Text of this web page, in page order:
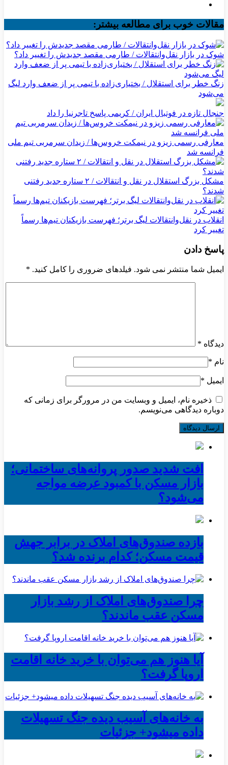
مقالات خوب برای مطالعه بیشتر:
شوک در بازار نقل‌وانتقالات / طارمی مقصد جدیدش را تغییر داد؟
زنگ خطر برای استقلال / بختیاری‌زاده با تیمی پر از ضعف وارد لیگ
می‌شود
جنجال تازه در فوتبال ایران / کریمی پاسخ تاجرنیا را داد
معارفی رسمی زیزو در نیمکت خروس‌ها / زیدان سرمربی تیم ملی
فرانسه شد
مشکل بزرگ استقلال در نقل و انتقالات / ۲ ستاره جدید رفتنی
شدند؟
انقلاب در نقل‌وانتقالات لیگ برتر؛ فهرست بازیکنان تیم‌ها رسماً
تغییر کرد
پاسخ دادن
ایمیل شما منتشر نمی شود. فیلدهای ضروری را کامل کنید. *
دیدگاه *
نام *
ایمیل *
ذخیره نام، ایمیل و وبسایت من در مرورگر برای زمانی که
دوباره دیدگاهی می‌نویسم.
افت شدید صدور پروانه‌های ساختمانی؛
بازار مسکن با کمبود عرضه مواجه
می‌شود؟
بازده صندوق‌های املاک در برابر جهش
قیمت مسکن؛ کدام برنده شد؟
چرا صندوق‌های املاک از رشد بازار
مسکن عقب ماندند؟
آیا هنوز هم می‌توان با خرید خانه اقامت
اروپا گرفت؟
به خانه‌های آسیب دیده جنگ تسهیلات
داده میشود+ جزئیات